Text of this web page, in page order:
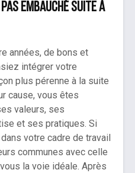
embauché suite à
années, de bons et
intégrer votre
plus pérenne à la suite
cause, vous êtes
valeurs, ses
et ses pratiques. Si
votre cadre de travail
communes avec celle
la voie idéale. Après